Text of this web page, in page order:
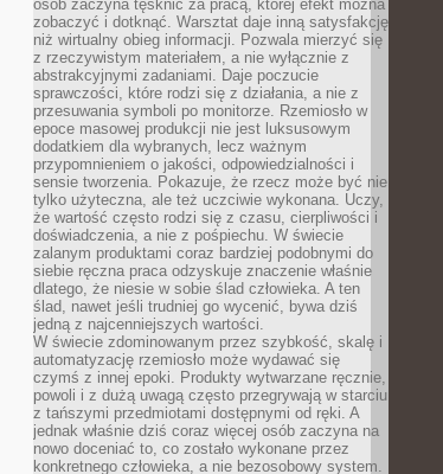
osób zaczyna tęsknić za pracą, której efekt można
zobaczyć i dotknąć. Warsztat daje inną satysfakcję
niż wirtualny obieg informacji. Pozwala mierzyć się
z rzeczywistym materiałem, a nie wyłącznie z
abstrakcyjnymi zadaniami. Daje poczucie
sprawczości, które rodzi się z działania, a nie z
przesuwania symboli po monitorze. Rzemiosło w
epoce masowej produkcji nie jest luksusowym
dodatkiem dla wybranych, lecz ważnym
przypomnieniem o jakości, odpowiedzialności i
sensie tworzenia. Pokazuje, że rzecz może być nie
tylko użyteczna, ale też uczciwie wykonana. Uczy,
że wartość często rodzi się z czasu, cierpliwości i
doświadczenia, a nie z pośpiechu. W świecie
zalanym produktami coraz bardziej podobnymi do
siebie ręczna praca odzyskuje znaczenie właśnie
dlatego, że niesie w sobie ślad człowieka. A ten
ślad, nawet jeśli trudniej go wycenić, bywa dziś
jedną z najcenniejszych wartości.
W świecie zdominowanym przez szybkość, skalę i
automatyzację rzemiosło może wydawać się
czymś z innej epoki. Produkty wytwarzane ręcznie,
powoli i z dużą uwagą często przegrywają w starciu
z tańszymi przedmiotami dostępnymi od ręki. A
jednak właśnie dziś coraz więcej osób zaczyna na
nowo doceniać to, co zostało wykonane przez
konkretnego człowieka, a nie bezosobowy system.